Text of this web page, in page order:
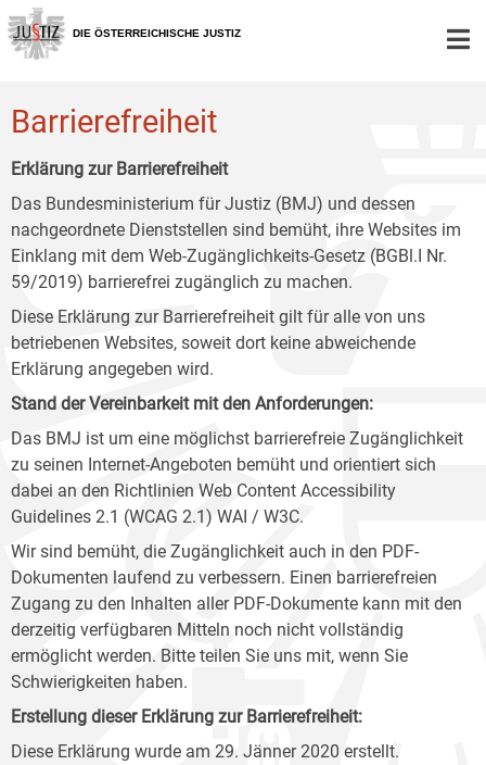
Zur
Hauptnavigation
[1]
Zum
Inhalt
[2]
Zum
Untermenü
[3]
DIE ÖSTERREICHISCHE JUSTIZ
Barrierefreiheit
Erklärung zur Barrierefreiheit
Das Bundesministerium für Justiz (BMJ) und dessen
nachgeordnete Dienststellen sind bemüht, ihre Websites im
Einklang mit dem Web-Zugänglichkeits-Gesetz (BGBl.I Nr.
59/2019) barrierefrei zugänglich zu machen.
Diese Erklärung zur Barrierefreiheit gilt für alle von uns
betriebenen Websites, soweit dort keine abweichende
Erklärung angegeben wird.
Stand der Vereinbarkeit mit den Anforderungen:
Das BMJ ist um eine möglichst barrierefreie Zugänglichkeit
zu seinen Internet-Angeboten bemüht und orientiert sich
dabei an den Richtlinien Web Content Accessibility
Guidelines 2.1 (WCAG 2.1) WAI / W3C.
Wir sind bemüht, die Zugänglichkeit auch in den PDF-
Dokumenten laufend zu verbessern. Einen barrierefreien
Zugang zu den Inhalten aller PDF-Dokumente kann mit den
derzeitig verfügbaren Mitteln noch nicht vollständig
ermöglicht werden. Bitte teilen Sie uns mit, wenn Sie
Schwierigkeiten haben.
Erstellung dieser Erklärung zur Barrierefreiheit:
Diese Erklärung wurde am 29. Jänner 2020 erstellt.